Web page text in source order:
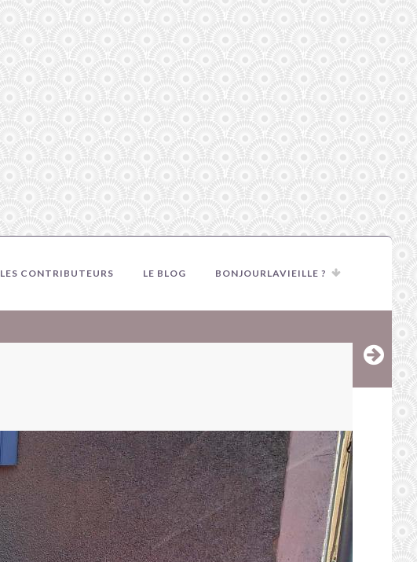
LES CONTRIBUTEURS LE BLOG BONJOURLAVIEILLE ?